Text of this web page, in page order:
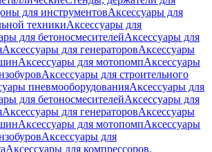
для инструментовАксессуары для
техникиАксессуары для
для бетоносмесителейАксессуары для
Аксессуары для генераторовАксессуары
Аксессуары для мотопомпАксессуары
Аксессуары для строительного
пневмооборудованияАксессуары для
для бетоносмесителейАксессуары для
Аксессуары для генераторовАксессуары
Аксессуары для мотопомпАксессуары
Аксессуары для
Аксессуары для компрессоров,